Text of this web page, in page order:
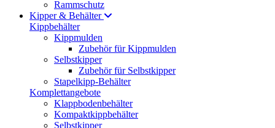
Rammschutz
Kipper & Behälter
Kippbehälter
Kippmulden
Zubehör für Kippmulden
Selbstkipper
Zubehör für Selbstkipper
Stapelkipp-Behälter
Komplettangebote
Klappbodenbehälter
Kompaktkippbehälter
Selbstkipper